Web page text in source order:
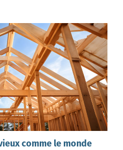
comme le monde